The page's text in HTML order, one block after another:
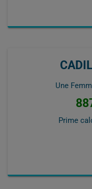
Une
Prime